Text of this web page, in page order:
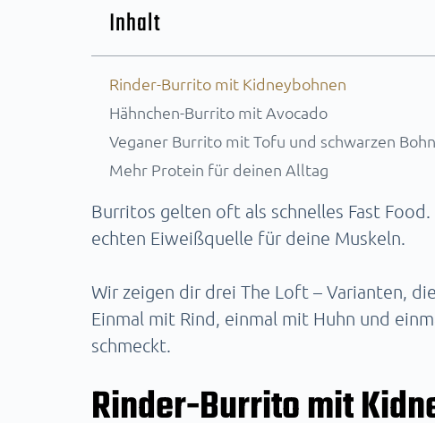
Inhalt
Rinder-Burrito mit Kidneybohnen
Hähnchen-Burrito mit Avocado
Veganer Burrito mit Tofu und schwarzen
Mehr Protein für deinen Alltag
Burritos gelten oft als schnelles Fast
echten Eiweißquelle für deine Muskeln.
Wir zeigen dir drei The Loft – Varianten,
Einmal mit Rind, einmal mit Huhn und
schmeckt.
Rinder-Burrito mit